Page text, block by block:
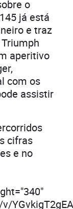
o
já está
e traz
aperitivo
com os
assistir
cifras
e no